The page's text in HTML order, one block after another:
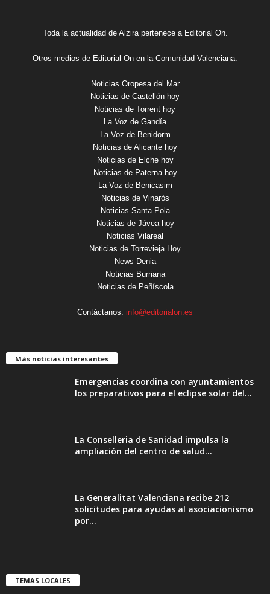
Toda la actualidad de Alzira pertenece a Editorial On.
Otros medios de Editorial On en la Comunidad Valenciana:
Noticias Oropesa del Mar
Noticias de Castellón hoy
Noticias de Torrent hoy
La Voz de Gandía
La Voz de Benidorm
Noticias de Alicante hoy
Noticias de Elche hoy
Noticias de Paterna hoy
La Voz de Benicasim
Noticias de Vinaròs
Noticias Santa Pola
Noticias de Jávea hoy
Noticias Vilareal
Noticias de Torrevieja Hoy
News Denia
Noticias Burriana
Noticias de Peñíscola
Contáctanos: info@editorialon.es
Más noticias interesantes
Emergencias coordina con ayuntamientos
los preparativos para el eclipse solar del...
La Conselleria de Sanidad impulsa la
ampliación del centro de salud...
La Generalitat Valenciana recibe 212
solicitudes para ayudas al asociacionismo
por...
TEMAS LOCALES